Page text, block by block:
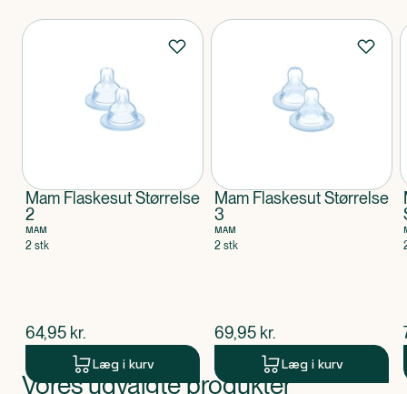
Produkter
Mam Flaskesut Størrelse
2
MAM
2 stk
$nuværende pris
64,95 kr.
Læg i kurv
Mam Flaskesut Størrelse
3
MAM
2 stk
$nuværende pris
69,95 kr.
Læg i kurv
Vores udvalgte produkter